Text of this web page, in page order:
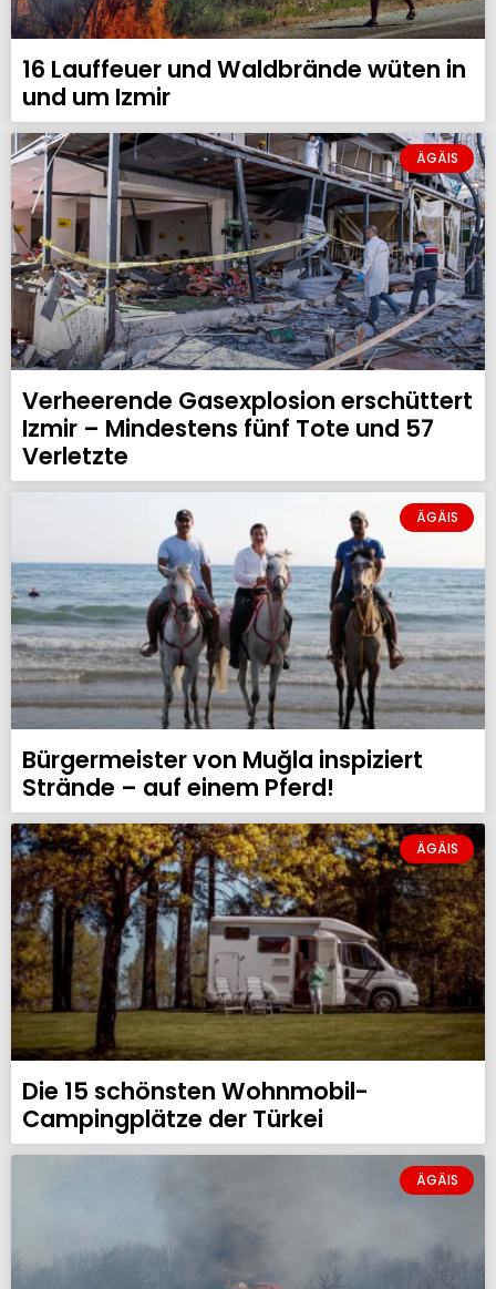
16 Lauffeuer und Waldbrände wüten in
und um Izmir
ÄGÄIS
Verheerende Gasexplosion erschüttert
Izmir – Mindestens fünf Tote und 57
Verletzte
ÄGÄIS
Bürgermeister von Muğla inspiziert
Strände – auf einem Pferd!
ÄGÄIS
Die 15 schönsten Wohnmobil-
Campingplätze der Türkei
ÄGÄIS